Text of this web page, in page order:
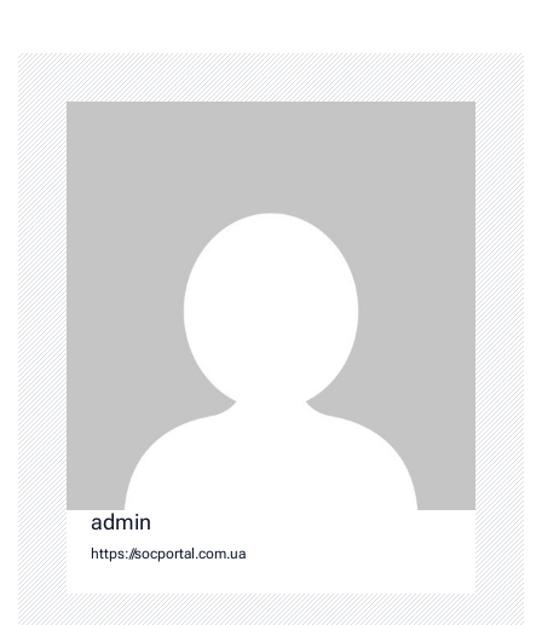
admin
https://socportal.com.ua